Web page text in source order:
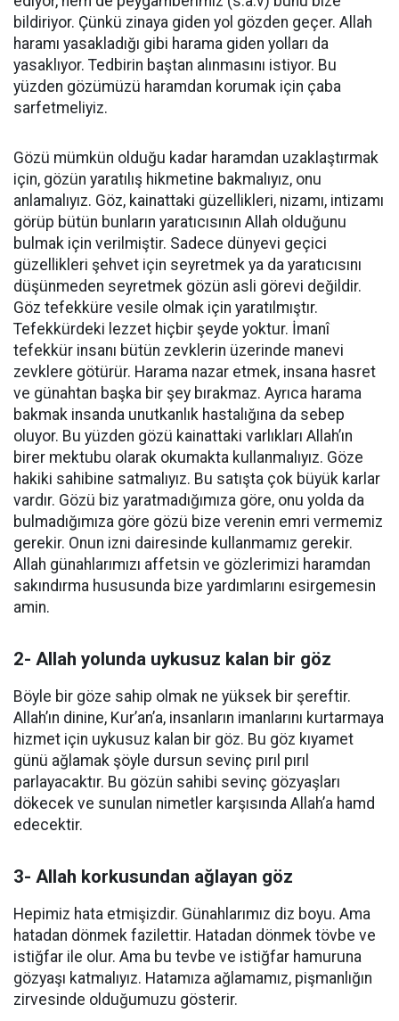
bildiriyor. Çünkü zinaya giden yol gözden geçer. Allah
haramı yasakladığı gibi harama giden yolları da
yasaklıyor. Tedbirin baştan alınmasını istiyor. Bu
yüzden gözümüzü haramdan korumak için çaba
sarfetmeliyiz.
Gözü mümkün olduğu kadar haramdan uzaklaştırmak
için, gözün yaratılış hikmetine bakmalıyız, onu
anlamalıyız. Göz, kainattaki güzellikleri, nizamı, intizamı
görüp bütün bunların yaratıcısının Allah olduğunu
bulmak için verilmiştir. Sadece dünyevi geçici
güzellikleri şehvet için seyretmek ya da yaratıcısını
düşünmeden seyretmek gözün asli görevi değildir.
Göz tefekküre vesile olmak için yaratılmıştır.
Tefekkürdeki lezzet hiçbir şeyde yoktur. İmanî
tefekkür insanı bütün zevklerin üzerinde manevi
zevklere götürür. Harama nazar etmek, insana hasret
ve günahtan başka bir şey bırakmaz. Ayrıca harama
bakmak insanda unutkanlık hastalığına da sebep
oluyor. Bu yüzden gözü kainattaki varlıkları Allah’ın
birer mektubu olarak okumakta kullanmalıyız. Göze
hakiki sahibine satmalıyız. Bu satışta çok büyük karlar
vardır. Gözü biz yaratmadığımıza göre, onu yolda da
bulmadığımıza göre gözü bize verenin emri vermemiz
gerekir. Onun izni dairesinde kullanmamız gerekir.
Allah günahlarımızı affetsin ve gözlerimizi haramdan
sakındırma hususunda bize yardımlarını esirgemesin
amin.
2- Allah yolunda uykusuz kalan bir göz
Böyle bir göze sahip olmak ne yüksek bir şereftir.
Allah’ın dinine, Kur’an’a, insanların imanlarını kurtarmaya
hizmet için uykusuz kalan bir göz. Bu göz kıyamet
günü ağlamak şöyle dursun sevinç pırıl pırıl
parlayacaktır. Bu gözün sahibi sevinç gözyaşları
dökecek ve sunulan nimetler karşısında Allah’a hamd
edecektir.
3- Allah korkusundan ağlayan göz
Hepimiz hata etmişizdir. Günahlarımız diz boyu. Ama
hatadan dönmek fazilettir. Hatadan dönmek tövbe ve
istiğfar ile olur. Ama bu tevbe ve istiğfar hamuruna
gözyaşı katmalıyız. Hatamıza ağlamamız, pişmanlığın
zirvesinde olduğumuzu gösterir.